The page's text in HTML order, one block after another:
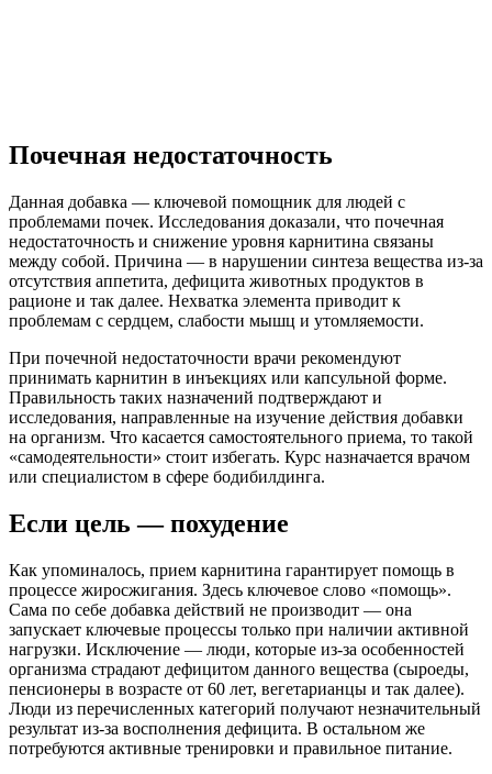
Почечная недостаточность
Данная добавка — ключевой помощник для людей с
проблемами почек. Исследования доказали, что почечная
недостаточность и снижение уровня карнитина связаны
между собой. Причина — в нарушении синтеза вещества из-за
отсутствия аппетита, дефицита животных продуктов в
рационе и так далее. Нехватка элемента приводит к
проблемам с сердцем, слабости мышц и утомляемости.
При почечной недостаточности врачи рекомендуют
принимать карнитин в инъекциях или капсульной форме.
Правильность таких назначений подтверждают и
исследования, направленные на изучение действия добавки
на организм. Что касается самостоятельного приема, то такой
«самодеятельности» стоит избегать. Курс назначается врачом
или специалистом в сфере бодибилдинга.
Если цель — похудение
Как упоминалось, прием карнитина гарантирует помощь в
процессе жиросжигания. Здесь ключевое слово «помощь».
Сама по себе добавка действий не производит — она
запускает ключевые процессы только при наличии активной
нагрузки. Исключение — люди, которые из-за особенностей
организма страдают дефицитом данного вещества (сыроеды,
пенсионеры в возрасте от 60 лет, вегетарианцы и так далее).
Люди из перечисленных категорий получают незначительный
результат из-за восполнения дефицита. В остальном же
потребуются активные тренировки и правильное питание.